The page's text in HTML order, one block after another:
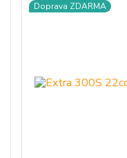
Doprava ZDARMA